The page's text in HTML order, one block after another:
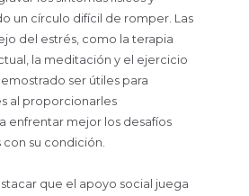
un círculo difícil de romper. Las
del estrés, como la terapia
la meditación y el ejercicio
ser útiles para
al proporcionarles
enfrentar mejor los desafíos
con su condición.
que el apoyo social juega